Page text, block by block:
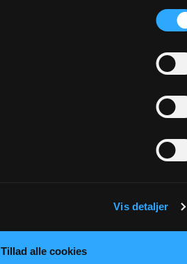
Vis detaljer
Tillad alle cookies